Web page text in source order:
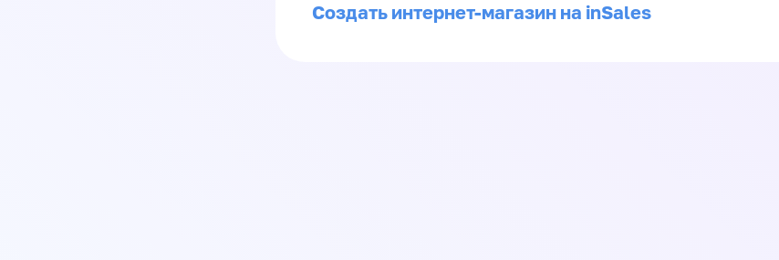
Создать интернет-магазин на inSales